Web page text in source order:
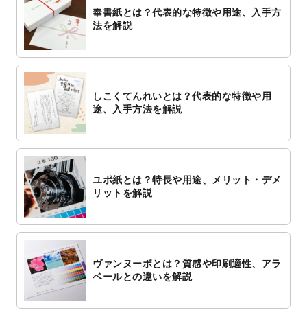
奉書紙とは？代表的な特徴や用途、入手方
法を解説
しこくてんれいとは？代表的な特徴や用
途、入手方法を解説
ユポ紙とは？特長や用途、メリット・デメ
リットを解説
ヴァンヌーボとは？質感や印刷適性、アラ
ベールとの違いを解説